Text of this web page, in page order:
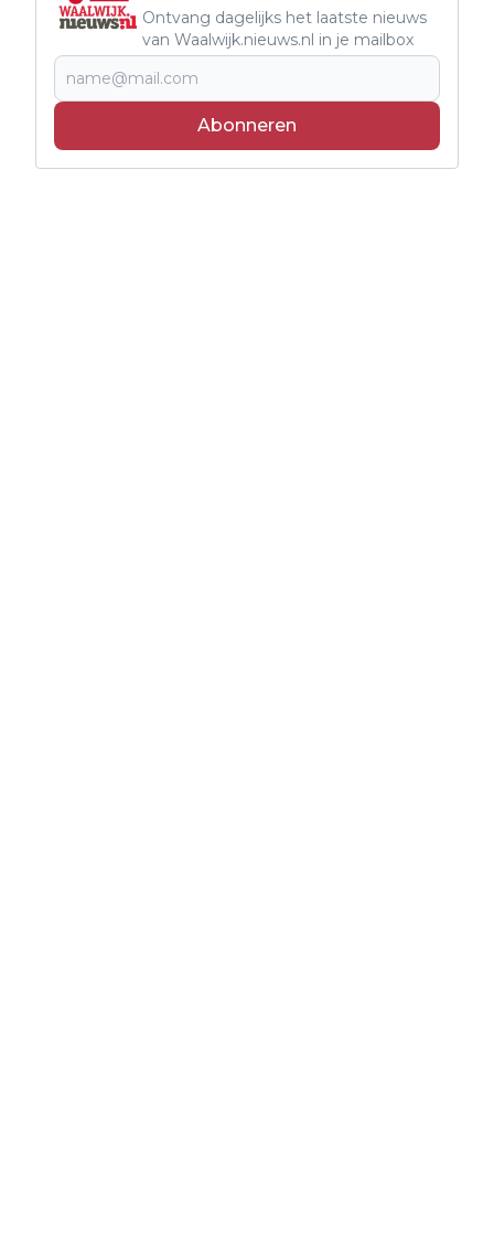
Ontvang dagelijks het laatste nieuws
van Waalwijk.nieuws.nl in je mailbox
Abonneren